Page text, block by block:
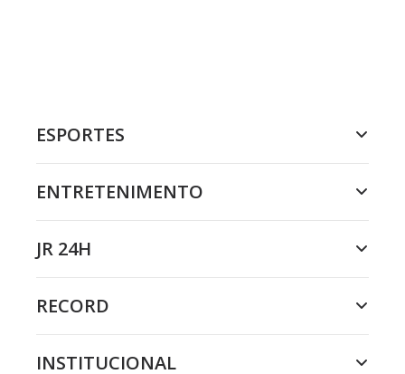
ESPORTES
ENTRETENIMENTO
JR 24H
RECORD
INSTITUCIONAL